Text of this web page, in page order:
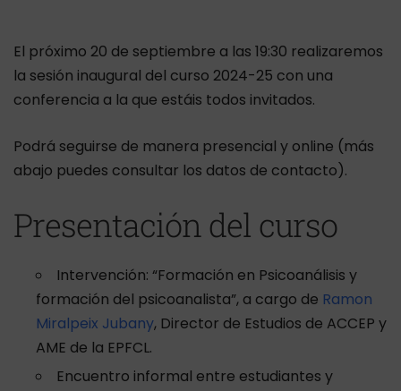
El próximo 20 de septiembre a las 19:30 realizaremos
la sesión inaugural del curso 2024-25 con una
conferencia a la que estáis todos invitados.
Podrá seguirse de manera presencial y online (más
abajo puedes consultar los datos de contacto).
Presentación del curso
Intervención: “Formación en Psicoanálisis y
formación del psicoanalista”, a cargo de Ramon
Miralpeix Jubany, Director de Estudios de ACCEP y
AME de la EPFCL.
Encuentro informal entre estudiantes y